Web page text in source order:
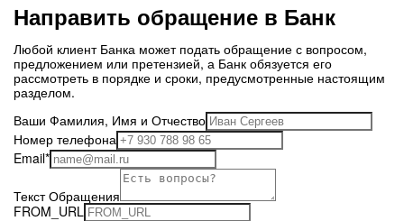
Направить обращение в Банк
Любой клиент Банка может подать обращение с вопросом,
предложением или претензией, а Банк обязуется его
рассмотреть в порядке и сроки, предусмотренные настоящим
разделом.
Ваши Фамилия, Имя и Отчество
Номер телефона
Email*
Текст Обращения
FROM_URL